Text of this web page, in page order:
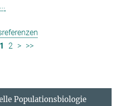
1 2 > >>
Populationsbiologie